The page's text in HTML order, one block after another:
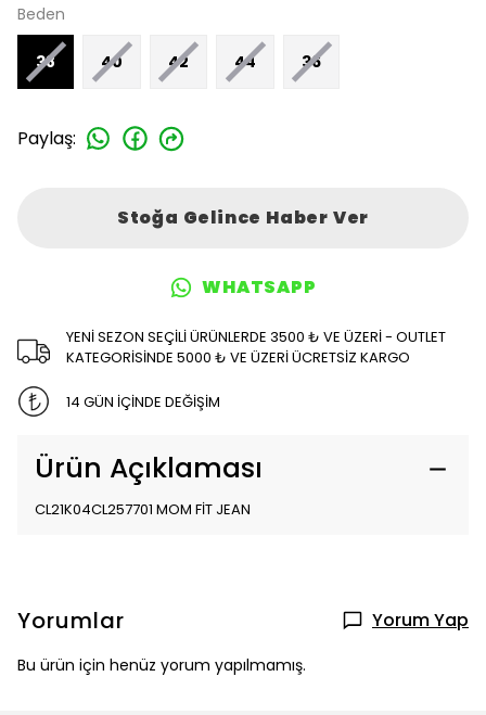
Beden
38 40 42 44 36
Paylaş:
Stoğa Gelince Haber Ver
WHATSAPP
YENİ SEZON SEÇİLİ ÜRÜNLERDE 3500 ₺ VE ÜZERİ - OUTLET
KATEGORİSİNDE 5000 ₺ VE ÜZERİ ÜCRETSİZ KARGO
14 GÜN İÇİNDE DEĞİŞİM
Ürün Açıklaması
CL21K04CL257701 MOM FİT JEAN
Yorumlar Yorum Yap
Bu ürün için henüz yorum yapılmamış.